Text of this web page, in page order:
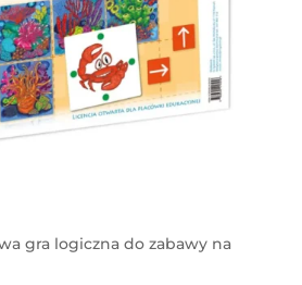
gra logiczna do zabawy na